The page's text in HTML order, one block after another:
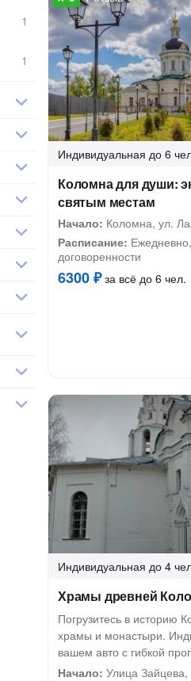
Индивидуальная до 6
Коломна для души:
святым местам
Начало: Коломна, ул.
Расписание:
договоренности
6300 ₽за всё до 6 чел.
Индивидуальная до 4
Храмы древней
Погрузитесь в историю
храмы и монастыри.
вашем авто с гибкой
Начало: Улица Зайцева,